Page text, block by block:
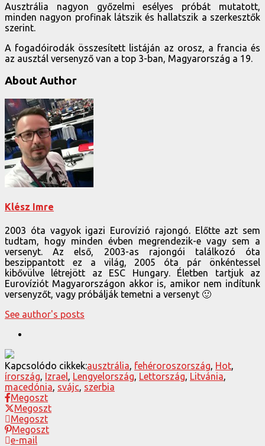
Ausztrália nagyon győzelmi esélyes próbát mutatott,
minden nagyon profinak látszik és hallatszik a szerkesztők
szerint.
A fogadóirodák összesített listáján az orosz, a francia és
az ausztál versenyző van a top 3-ban, Magyarország a 19.
About Author
Klész Imre
2003 óta vagyok igazi Eurovízió rajongó. Előtte azt sem
tudtam, hogy minden évben megrendezik-e vagy sem a
versenyt. Az első, 2003-as rajongói találkozó óta
beszippantott ez a világ, 2005 óta pár önkéntessel
kibővülve létrejött az ESC Hungary. Életben tartjuk az
Eurovíziót Magyarországon akkor is, amikor nem indítunk
versenyzőt, vagy próbálják temetni a versenyt 🙂
See author's posts
Kapcsolódo cikkek:ausztrália fehéroroszország Hot
írország Izrael Lengyelország Lettország Litvánia
macedónia svájc szerbia
Megoszt
Megoszt
Megoszt
Megoszt
e-mail